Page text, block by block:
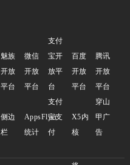
魅族
开放
平台
微信
开放
平台
支付
宝开
放平
台
百度
开放
平台
腾讯
开放
平台
侧边
栏
AppsFlyer
统计
支付
宝支
付
X5内
核
穿山
甲广
告